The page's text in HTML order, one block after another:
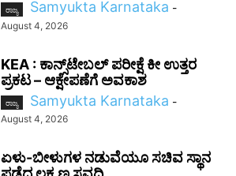
ರಾಜ್ಯ Samyukta Karnataka -
August 4, 2026
KEA : ಕಾನ್ಸ್‌ಟೇಬಲ್ ಪರೀಕ್ಷೆ ಕೀ ಉತ್ತರ
ಪ್ರಕಟ – ಆಕ್ಷೇಪಣೆಗೆ ಅವಕಾಶ
ರಾಜ್ಯ Samyukta Karnataka -
August 4, 2026
ಏಳು-ಬೀಳುಗಳ ನಡುವೆಯೂ ಸಚಿವ ಸ್ಥಾನ